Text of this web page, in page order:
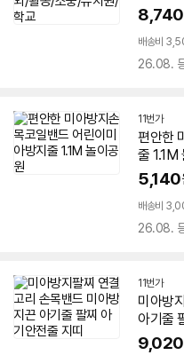
8,740
배송비
26.08.
11번가
편안한
줄 1.1M
5,140
배송비
26.08.
11번가
미아방지
아기줄
9,020